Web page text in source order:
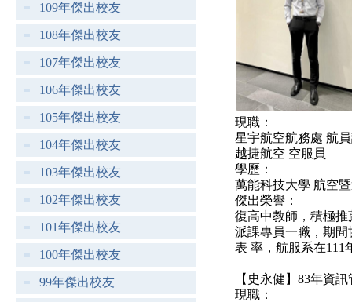
109年傑出校友
108年傑出校友
107年傑出校友
106年傑出校友
105年傑出校友
104年傑出校友
103年傑出校友
102年傑出校友
101年傑出校友
100年傑出校友
99年傑出校友
現職：
星宇航空航務處 航
越捷航空 空服員
學歷：
萬能科技大學 航空
傑出榮譽：
復高中教師，積極
派課專員一職，期
表 率，航服系在111
【史永健】83年資
現職：